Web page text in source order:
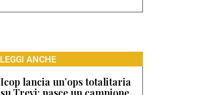
LEGGI ANCHE
Icop lancia un’ops totalitaria
su Trevi: nasce un campione